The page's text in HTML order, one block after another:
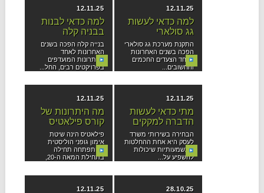
12.11.25
למה כדאי לבנות
בבניה קלה
בנייה קלה הפכה בשנים
האחרונות לאחד
הפתרונות המועדפים
בפרויקטים רבים, החל...
12.11.25
למה כדאי לעשות
גג סולארי
התקנת מערכת גג סולארי
הפכה בשנים האחרונות
לאחד הצעדים החכמים
והחשובים...
12.11.25
מה היתרונות של
קורס פילאטיס
פילאטיס הינה שיטת
אימון גופני הוליסטית
שהתפתחה תחילה
12.11.25
מתי כדאי לעשות
הדברה למקקים
הבחירה בשירותי משרד
לעסק היא אחת ההחלטות
המשמעותיות שיכולות
להשפיע על...
12.11.25 28.10.25